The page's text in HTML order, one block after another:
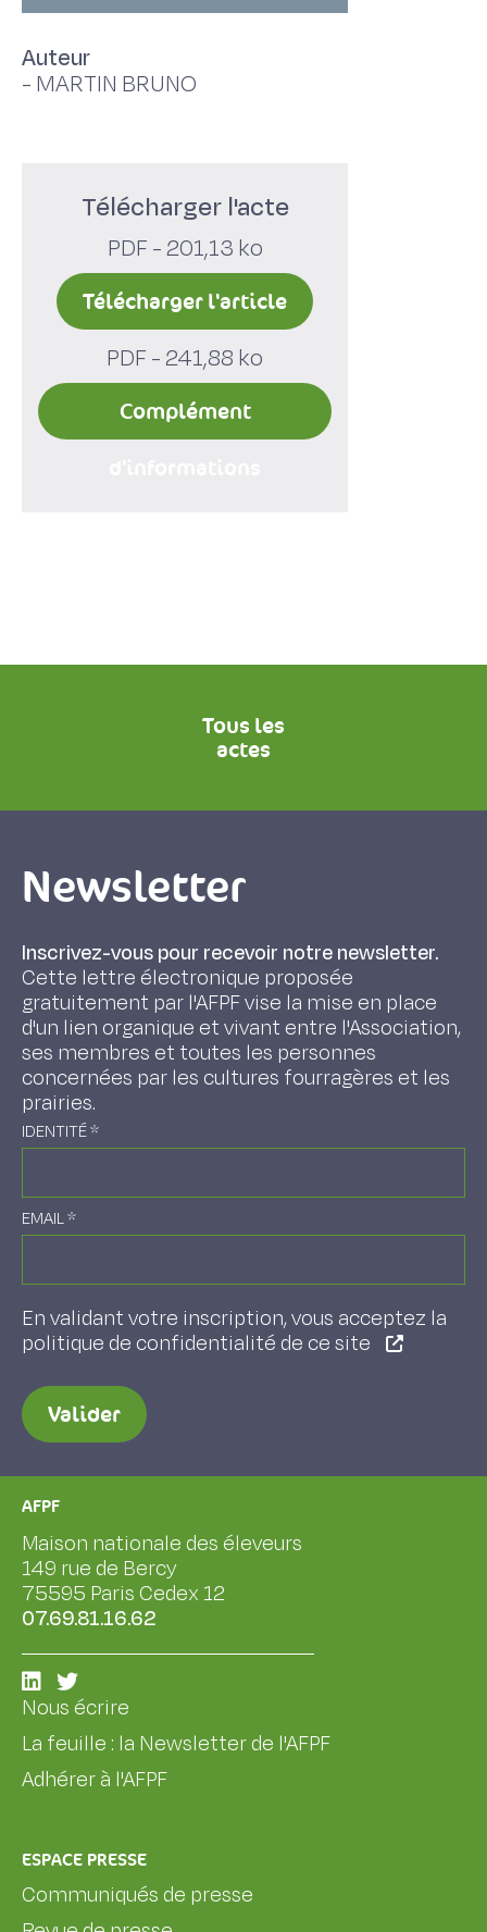
Auteur
- MARTIN BRUNO
Télécharger l'acte
PDF - 201,13 ko
Télécharger l'article
PDF - 241,88 ko
Complément
Tous les
actes
Newsletter
Inscrivez-vous pour recevoir notre newsletter.
Cette lettre électronique proposée
gratuitement par l'AFPF vise la mise en place
d'un lien organique et vivant entre l'Association,
ses membres et toutes les personnes
concernées par les cultures fourragères et les
prairies.
IDENTITÉ*
EMAIL*
En validant votre inscription, vous acceptez la
politique de confidentialité de ce site
Valider
AFPF
Maison nationale des éleveurs
149 rue de Bercy
75595 Paris Cedex 12
07.69.81.16.62
Nous écrire
La feuille : la Newsletter de l'AFPF
Adhérer à l'AFPF
ESPACE PRESSE
Communiqués de presse